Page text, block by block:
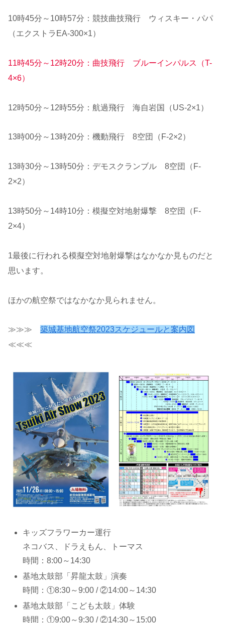
10時45分～10時57分：競技曲技飛行 ウィスキー・パパ
（エクストラEA-300×1）
11時45分～12時20分：曲技飛行 ブルーインパルス（T-
4×6）
12時50分～12時55分：航過飛行 海自岩国（US-2×1）
13時00分～13時20分：機動飛行 8空団（F-2×2）
13時30分～13時50分：デモスクランブル 8空団（F-
2×2）
13時50分～14時10分：模擬空対地射爆撃 8空団（F-
2×4）
1最後に行われる模擬空対地射爆撃はなかなか見ものだと
思います。
ほかの航空祭ではなかなか見られません。
≫≫≫ 築城基地航空祭2023スケジュールと案内図
≪≪≪
キッズフラワーカー運行
ネコバス、ドラえもん、トーマス
時間：8:00～14:30
基地太鼓部「昇龍太鼓」演奏
時間：①8:30～9:00 / ②14:00～14:30
基地太鼓部「こども太鼓」体験
時間：①9:00～9:30 / ②14:30～15:00